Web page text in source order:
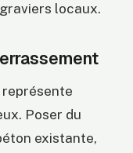
locaux.
Poser du
existante,